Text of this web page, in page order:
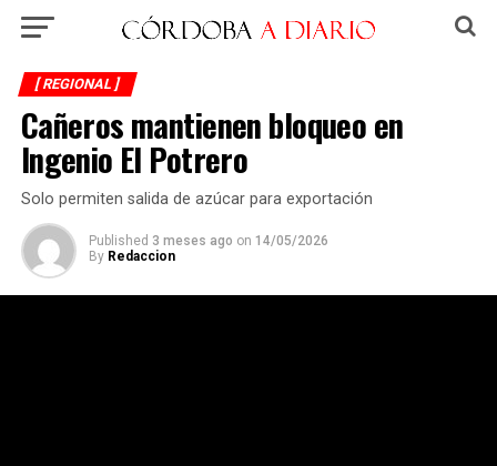
[ REGIONAL ]
Cañeros mantienen bloqueo en
Ingenio El Potrero
Solo permiten salida de azúcar para exportación
Published 3 meses ago on 14/05/2026
By Redaccion